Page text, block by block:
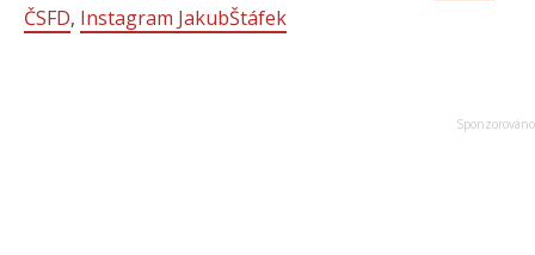
ČSFD, Instagram JakubŠtáfek